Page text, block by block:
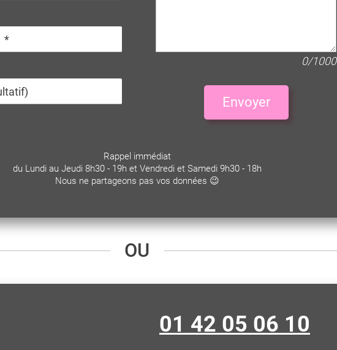
0/1000
Envoyer
Rappel immédiat
du Lundi au Jeudi 8h30 - 19h et Vendredi et Samedi 9h30 - 18h
Nous ne partageons pas vos données 😉
OU
01 42 05 06 10